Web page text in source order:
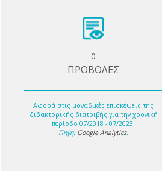
0
ΠΡΟΒΟΛΕΣ
Αφορά στις μοναδικές επισκέψεις της
διδακτορικής διατριβής για την χρονική
περίοδο 07/2018 - 07/2023.
Πηγή: Google Analytics.